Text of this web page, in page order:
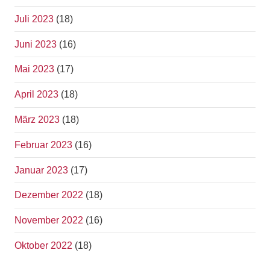
Juli 2023 (18)
Juni 2023 (16)
Mai 2023 (17)
April 2023 (18)
März 2023 (18)
Februar 2023 (16)
Januar 2023 (17)
Dezember 2022 (18)
November 2022 (16)
Oktober 2022 (18)